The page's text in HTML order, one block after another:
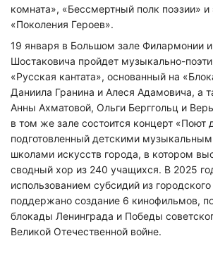
комната», «Бессмертный полк поэзии» и
«Поколения Героев».
19 января в Большом зале Филармонии
Шостаковича пройдет музыкально-
«Русская кантата», основанный на
Даниила Гранина и Алеся Адамовича, а
Анны Ахматовой, Ольги Берггольц и
в том же зале состоится концерт «Поют
подготовленный детскими
школами искусств города, в котором
сводный хор из 240 учащихся. В 2025
использованием субсидий из
поддержано создание 6 кинофильмов,
блокады Ленинграда и Победы
Великой Отечественной войне.
Нажимая на кнопку "Отправить"
политикой